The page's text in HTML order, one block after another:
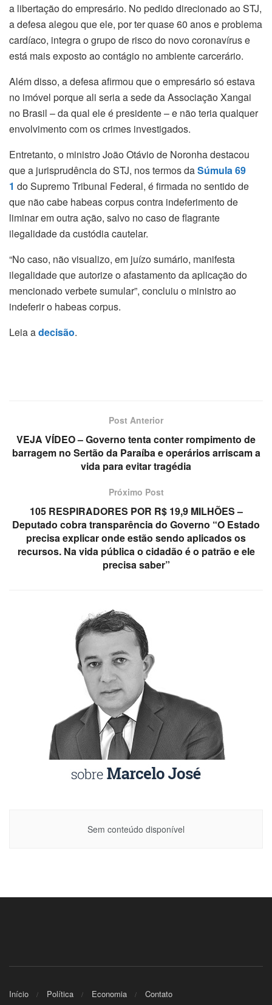
a libertação do empresário. No pedido direcionado ao STJ,
a defesa alegou que ele, por ter quase 60 anos e problema
cardíaco, integra o grupo de risco do novo coronavírus e
está mais exposto ao contágio no ambiente carcerário.
Além disso, a defesa afirmou que o empresário só estava
no imóvel porque ali seria a sede da Associação Xangai
no Brasil – da qual ele é presidente – e não teria qualquer
envolvimento com os crimes investigados.
Entretanto, o ministro João Otávio de Noronha destacou
que a jurisprudência do STJ, nos termos daSúmula 69​
1 do Supremo Tribunal Federal, é firmada no sentido de
que não cabe habeas corpus contra indeferimento de
liminar em outra ação, salvo no caso de flagrante
ilegalidade da custódia cautelar.
“No caso, não visualizo, em juízo sumário, manifesta
ilegalidade que autorize o afastamento da aplicação do
mencionado verbete sumular”, concluiu o ministro ao
indeferir o habeas corpus.
Leia adecisão.
Post Anterior
VEJA VÍDEO – Governo tenta conter rompimento de
barragem no Sertão da Paraíba e operários arriscam a
vida para evitar tragédia
Próximo Post
105 RESPIRADORES POR R$ 19,9 MILHÕES –
Deputado cobra transparência do Governo “O Estado
precisa explicar onde estão sendo aplicados os
recursos. Na vida pública o cidadão é o patrão e ele
precisa saber”
Sem conteúdo disponível
Início Política Economia Contato